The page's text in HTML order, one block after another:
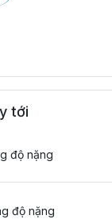
tới
độ nặng
độ nặng